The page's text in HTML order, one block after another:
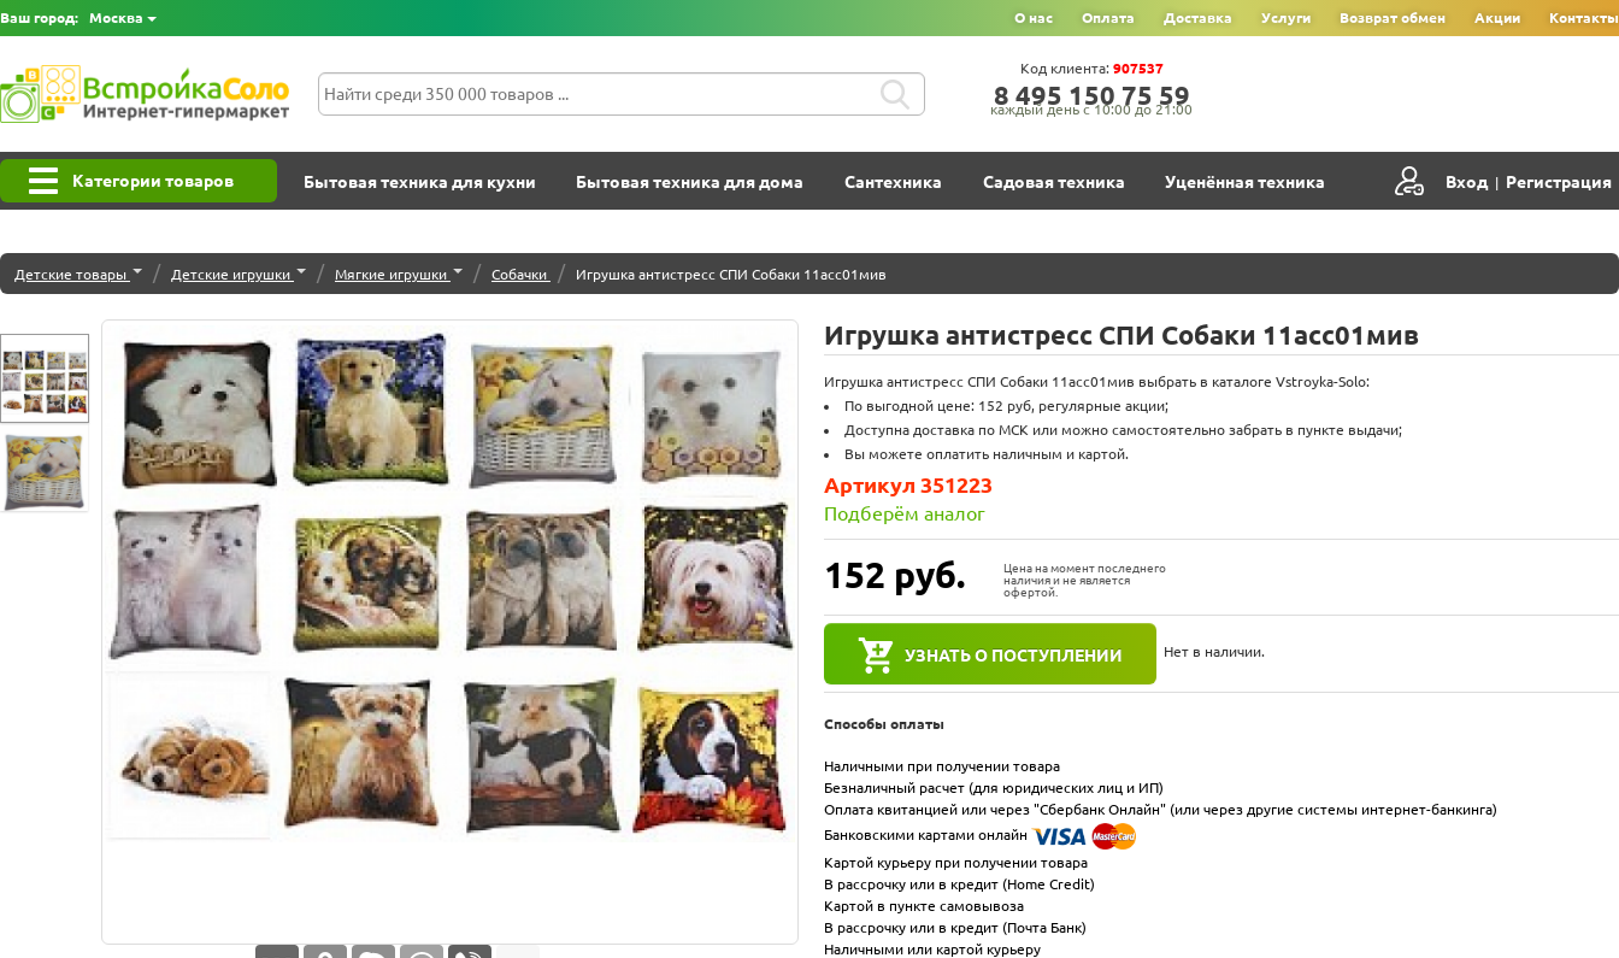
Ваш город: Москва О нас Оплата Доставка Услуги Возврат обмен Акции Контакты
8‍ 4‍9‍5‍ 1‍5‍0‍ 7‍5‍ 5‍9‍
каждый день с 10:00 до 21:00
Код клиента: 907537
Категории товаров Бытовая техника для кухни Бытовая техника для дома Сантехника Садовая техника Уценённая техника Вход | Регистрация
Детские товары / Детские игрушки / Мягкие игрушки / Собачки / Игрушка антистресс СПИ Собаки 11асс01мив
Игрушка антистресс СПИ Собаки 11асс01мив
Игрушка антистресс СПИ Собаки 11асс01мив выбрать в каталоге Vstroyka-Solo:
По выгодной цене: 152 руб, регулярные акции;
Доступна доставка по МСК или можно самостоятельно забрать в пункте выдачи;
Вы можете оплатить наличным и картой.
152 руб.
Цена на момент последнего
наличия и не является
офертой.
УЗНАТЬ О ПОСТУПЛЕНИИ Нет в наличии.
Артикул 351223
Подберём аналог
Способы оплаты
Наличными при получении товара
Безналичный расчет (для юридических лиц и ИП)
Оплата квитанцией или через "Сбербанк Онлайн" (или через другие системы интернет-банкинга)
Банковскими картами онлайн
Картой курьеру при получении товара
В рассрочку или в кредит (Home Credit)
Картой в пункте самовывоза
В рассрочку или в кредит (Почта Банк)
Наличными или картой курьеру